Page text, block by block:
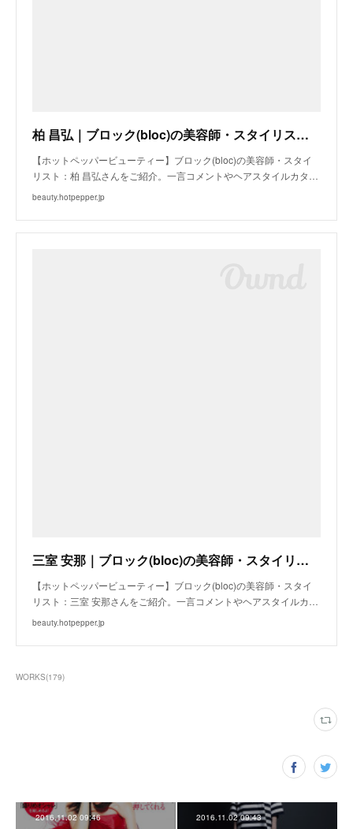
柏 昌弘｜ブロック(bloc)の美容師・スタイリスト｜ホットペッパービューティー
【ホットペッパービューティー】ブロック(bloc)の美容師・スタイ
リスト：柏 昌弘さんをご紹介。一言コメントやヘアスタイルカタ…
beauty.hotpepper.jp
三室 安那｜ブロック(bloc)の美容師・スタイリスト｜ホットペッパービューティー
【ホットペッパービューティー】ブロック(bloc)の美容師・スタイ
リスト：三室 安那さんをご紹介。一言コメントやヘアスタイルカ…
beauty.hotpepper.jp
WORKS(179)
2016.11.02 09:46 2016.11.02 09:43